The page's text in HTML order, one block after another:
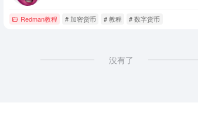
Redman教程 # 加密货币 # 教程 # 数字货币
没有了